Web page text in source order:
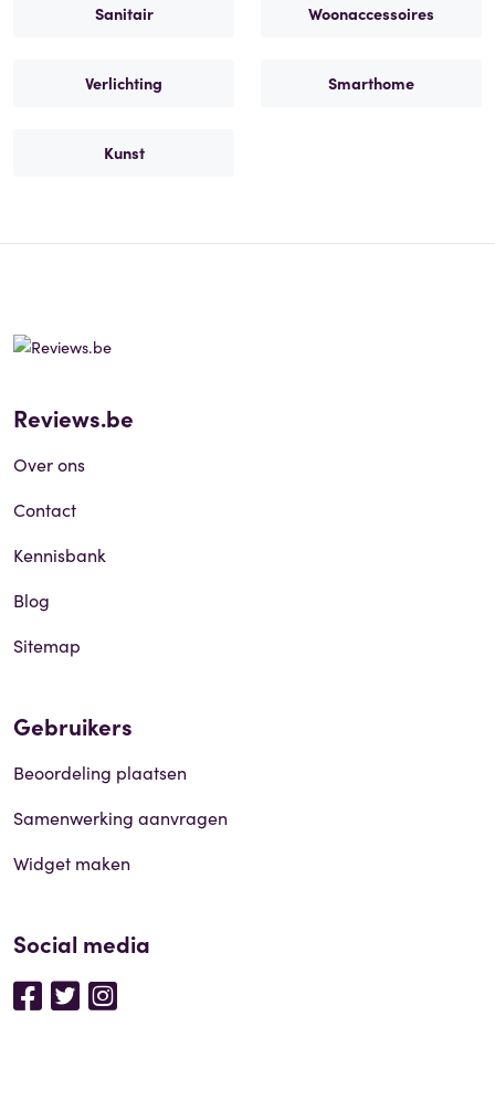
Sanitair Woonaccessoires
Verlichting Smarthome
Kunst
Reviews.be
Over ons
Contact
Kennisbank
Blog
Sitemap
Gebruikers
Beoordeling plaatsen
Samenwerking aanvragen
Widget maken
Social media